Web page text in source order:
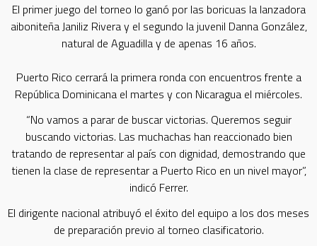
El primer juego del torneo lo ganó por las boricuas la lanzadora
aiboniteña Janiliz Rivera y el segundo la juvenil Danna González,
natural de Aguadilla y de apenas 16 años.
Puerto Rico cerrará la primera ronda con encuentros frente a
República Dominicana el martes y con Nicaragua el miércoles.
“No vamos a parar de buscar victorias. Queremos seguir
buscando victorias. Las muchachas han reaccionado bien
tratando de representar al país con dignidad, demostrando que
tienen la clase de representar a Puerto Rico en un nivel mayor”,
indicó Ferrer.
El dirigente nacional atribuyó el éxito del equipo a los dos meses
de preparación previo al torneo clasificatorio.